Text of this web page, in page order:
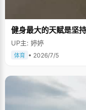
健身最大的天赋是坚持
UP主: 婷婷
体育 • 2026/7/5